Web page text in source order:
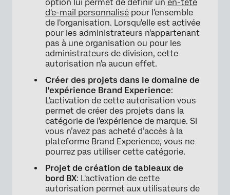
option lui permet de définir un en-tête
d'e-mail personnalisé pour l'ensemble
de l'organisation. Lorsqu'elle est activée
pour les administrateurs n'appartenant
pas à une organisation ou pour les
administrateurs de division, cette
autorisation n'a aucun effet.
Créer des projets dans le domaine de
l'expérience Brand Experience:
L'activation de cette autorisation vous
permet de créer des projets dans la
catégorie de l'expérience de marque. Si
vous n’avez pas acheté d’accès à la
plateforme Brand Experience, vous ne
pourrez pas utiliser cette catégorie.
Projet de création de tableaux de
bord BX: L'activation de cette
autorisation permet aux utilisateurs de